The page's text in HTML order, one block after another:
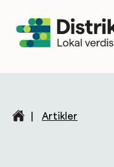
Artikler